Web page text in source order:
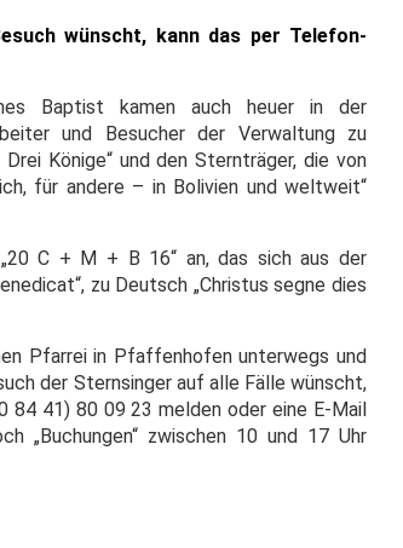
wünscht, kann das per Telefon-
Baptist kamen auch heuer in der
und Besucher der Verwaltung zu
Könige“ und den Sternträger, die von
für andere – in Bolivien und weltweit“
C + M + B 16“ an, das sich aus der
zu Deutsch „Christus segne dies
Pfarrei in Pfaffenhofen unterwegs und
der Sternsinger auf alle Fälle wünscht,
41) 80 09 23 melden oder eine E-Mail
„Buchungen“ zwischen 10 und 17 Uhr